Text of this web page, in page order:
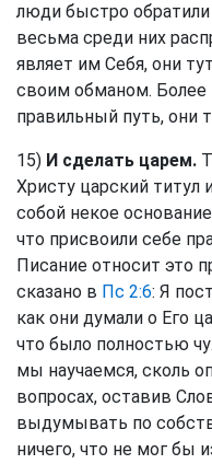
люди быстро обратили
весьма среди них
являет им Себя, они
своим обманом. Более
правильный путь, они
15) И сделать царем.
Христу царский титул
собой некое
что присвоили себе
Писание относит это
сказано в Пс 2:6: Я
как они думали о Его
что было полностью
мы научаемся, сколь
вопросах, оставив
выдумывать по
ничего, что не мог бы